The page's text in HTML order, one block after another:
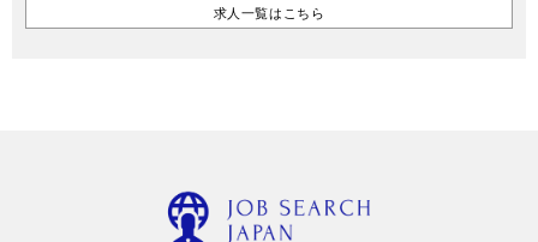
求人一覧はこちら